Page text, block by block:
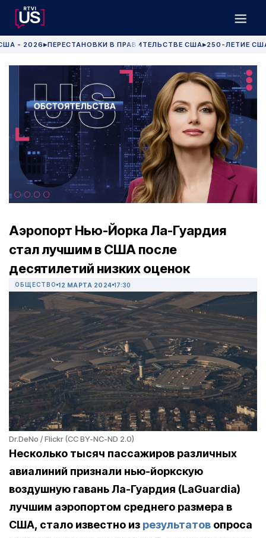
- 2026 ▶ПЕРЕСТАНОВКИ В ПРАВИТЕЛЬСТВЕ США▶250-ЛЕТИЕ
Аэропорт Нью-Йорка Ла-Гуардия
стал лучшим в США после
десятилетий низких оценок
ОБЩЕСТВО 12 МАРТА 2024 17:30
Dr.DeNo / Flickr (CC BY-NC-ND 2.0)
Несколько тысяч пассажиров различных
авиалиний признали нью-йоркскую
воздушную гавань Ла-Гуардия (LaGuardia)
лучшим аэропортом среднего размера в
США, стало известно из результатов опроса